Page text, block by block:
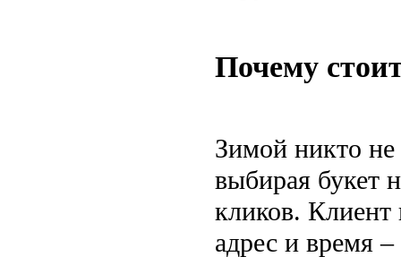
Почему
Зимой никто не
выбирая букет
кликов. Клиент
адрес и время